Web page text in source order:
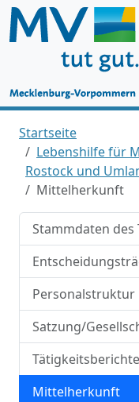
Startseite
Lebenshilfe für
Rostock und
Mittelherkunft
Stammdaten des
Personalstruktur
Satzung/
Tätigkeitsberichte
Mittelherkunft